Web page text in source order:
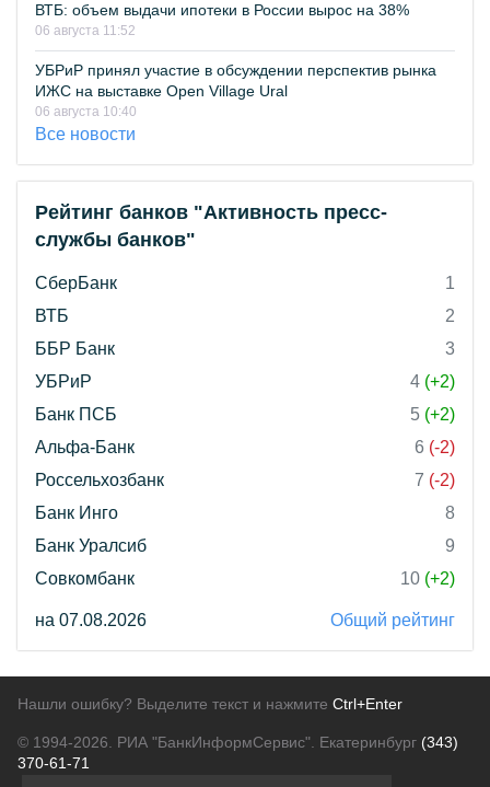
ВТБ: объем выдачи ипотеки в России вырос на 38%
06 августа 11:52
УБРиР принял участие в обсуждении перспектив рынка
ИЖС на выставке Open Village Ural
06 августа 10:40
Все новости
Рейтинг банков "Активность пресс-
службы банков"
СберБанк
1
ВТБ
2
ББР Банк
3
УБРиР
4 (+2)
Банк ПСБ
5 (+2)
Альфа-Банк
6 (-2)
Россельхозбанк
7 (-2)
Банк Инго
8
Банк Уралсиб
9
Совкомбанк
10 (+2)
на 07.08.2026 Общий рейтинг
Нашли ошибку? Выделите текст и нажмите Ctrl+Enter
© 1994-2026. РИА "БанкИнформСервис". Екатеринбург (343)
370-61-71